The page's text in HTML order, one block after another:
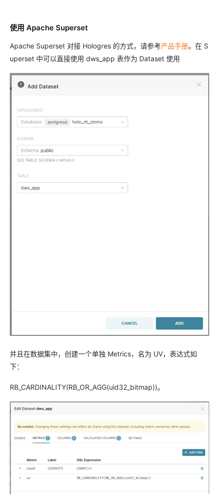
使用 Apache Superset
Apache Superset 对接 Hologres 的方式，请参考产品手册。在 S
uperset 中可以直接使用 dws_app 表作为 Dataset 使用
并且在数据集中，创建一个单独 Metrics，名为 UV，表达式如
下：
RB_CARDINALITY(RB_OR_AGG(uid32_bitmap))。